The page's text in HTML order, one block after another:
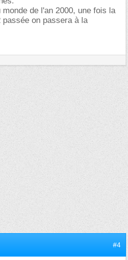
de l'an 2000, une fois la
passée on passera à la
#4